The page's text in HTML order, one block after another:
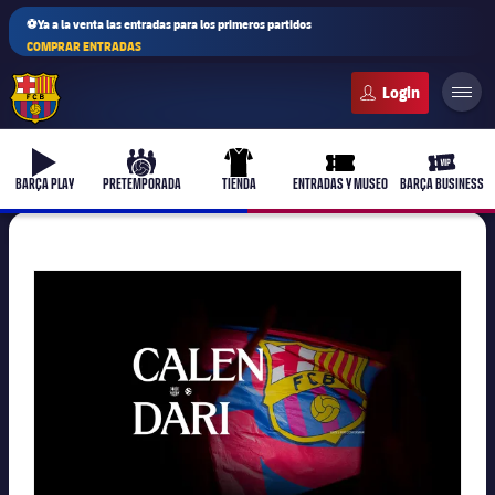
⚽Ya a la venta las entradas para los primeros partidos
COMPRAR ENTRADAS
b-play
BARÇA PLAY
culers-ball
PRETEMPORADA
uniform
TIENDA
ticket-full
ENTRADAS Y MUSEO
ticket-
BARÇA BUSINESS